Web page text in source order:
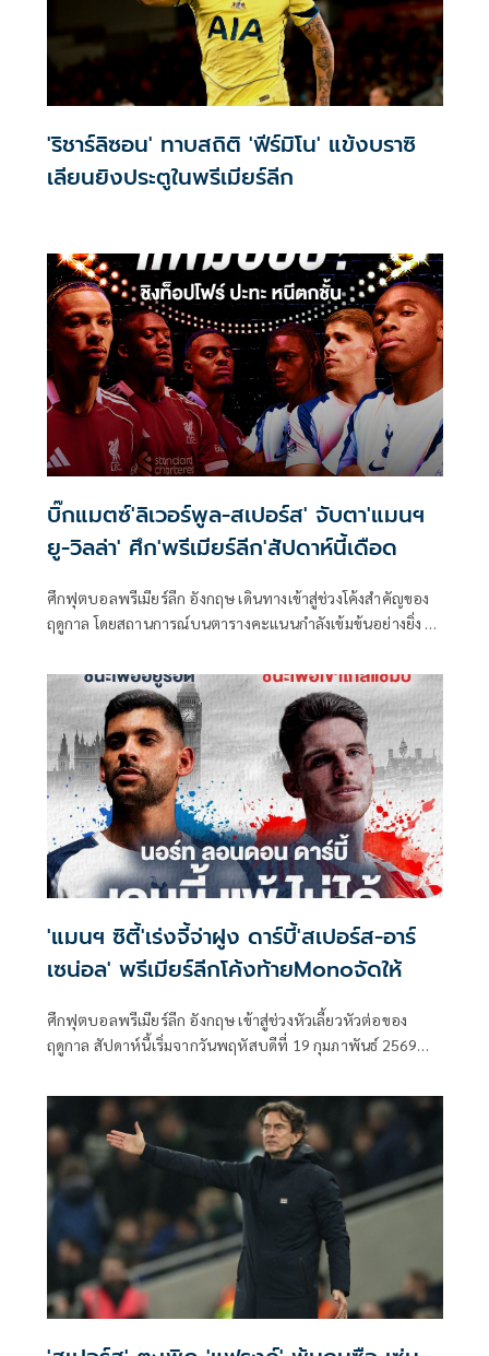
'ริชาร์ลิซอน' ทาบสถิติ 'ฟีร์มิโน' แข้งบราซิ
เลียนยิงประตูในพรีเมียร์ลีก
บิ๊กแมตซ์'ลิเวอร์พูล-สเปอร์ส' จับตา'แมนฯ
ยู-วิลล่า' ศึก'พรีเมียร์ลีก'สัปดาห์นี้เดือด
ศึกฟุตบอลพรีเมียร์ลีก อังกฤษ เดินทางเข้าสู่ช่วงโค้งสำคัญของ
ฤดูกาล โดยสถานการณ์บนตารางคะแนนกำลังเข้มข้นอย่างยิ่ง ซึ่ง
ถึงการดิ้นรนหนีโซนอันตราย ซึ่งโปรแกรมการแข่งขันระหว่างวัน
ที่ 14–17 มีนาคม 2569 เต็มไปด้วยเกมที่น่าสนใจ และมีหลายคู่
ที่อาจส่งผลต่อทิศทางของตารางคะแนนในช่วงโค้งสำคัญของซี
ซั่น ถ่ายทอดสดครบทุกคู่ทาง Monomax และบางคู่รับชมได้
ทาง ช่อง MONO29
'แมนฯ ซิตี้'เร่งจี้จ่าฝูง ดาร์บี้'สเปอร์ส-อาร์
เซน่อล' พรีเมียร์ลีกโค้งท้ายMonoจัดให้
ศึกฟุตบอลพรีเมียร์ลีก อังกฤษ เข้าสู่ช่วงหัวเลี้ยวหัวต่อของ
ฤดูกาล สัปดาห์นี้เริ่มจากวันพฤหัสบดีที่ 19 กุมภาพันธ์ 2569
เลื่อนล่วงหน้า ระหว่าง วูล์ฟแฮมป์ตัน วันเดอเรอร์ส พบ อาร์เซน่
อล ซึ่งถูกเลื่อนจากสัปดาห์ที่ 31 มาแข่งขันในสัปดาห์นี้แทน ผล
การแข่งขันนัดนี้อาจกลายเป็นจุดตั้งต้นที่ทำให้สถานการณ์บน
ตารางคะแนนยิ่งทวีความเข้มข้น ก่อนเข้าสู่โปรแกรมประจำ
สัปดาห์ที่ 27 ระหว่างวันที่ 21–24 กุมภาพันธ์ 2569 โดยภาพ
รวมของตารางคะแนนในขณะนี้ถือว่าเบียดกันอย่างสูสี ทั้งใน
กลุ่มลุ้นแชมป์ พื้นที่ท็อปโฟร์และโซนหนีตกชั้น ทำให้ทุกแมตช์
มีความหมายต่ออันดับโดยตรง ถ่ายทอดสดครบทุกคู่ทาง
Monomax และบางคู่รับชมได้ทาง ช่อง MONO29